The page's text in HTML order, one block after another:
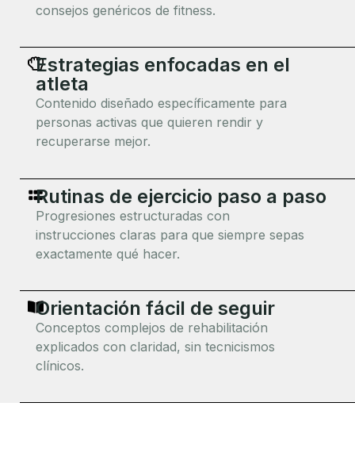
consejos genéricos de fitness.
Estrategias enfocadas en el
atleta
Contenido diseñado específicamente para
personas activas que quieren rendir y
recuperarse mejor.
Rutinas de ejercicio paso a paso
Progresiones estructuradas con
instrucciones claras para que siempre sepas
exactamente qué hacer.
Orientación fácil de seguir
Conceptos complejos de rehabilitación
explicados con claridad, sin tecnicismos
clínicos.